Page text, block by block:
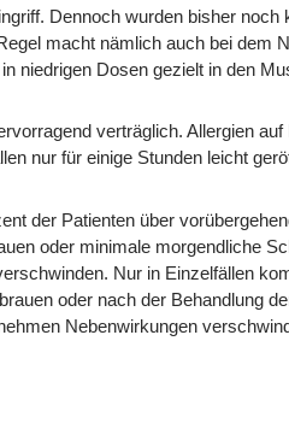
Dennoch wurden bisher noch
macht nämlich auch bei dem
niedrigen Dosen gezielt in den
verträglich. Allergien
nur für einige Stunden leicht
der Patienten über
oder minimale morgendliche
Nur in Einzelfällen
oder nach der Behandlung
Nebenwirkungen